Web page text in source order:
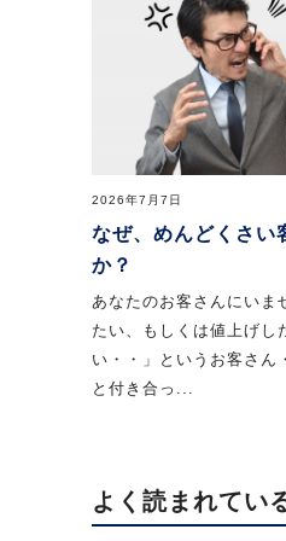
2026年7月7日
なぜ、めんどくさい
か？
あなたのお客さんにいま
たい、もしくは値上げし
い・・」というお客さん
と付き合っ...
よく読まれてい